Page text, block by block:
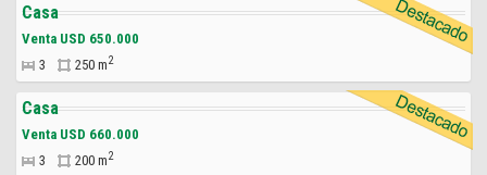
Casa
Venta USD 650.000
3
250 m2
Casa
Venta USD 660.000
3
200 m2